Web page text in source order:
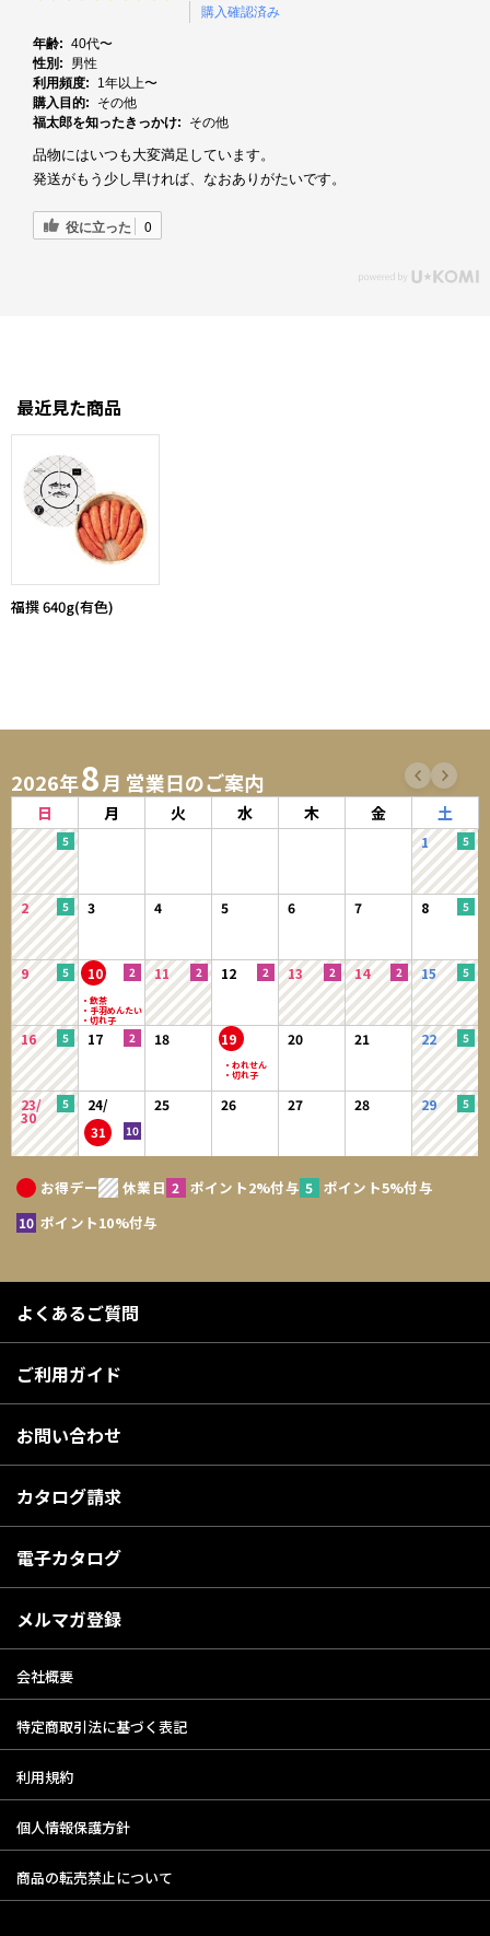
購入確認済み
年齢: 40代〜
性別:
男性
利用頻度:
1年以上〜
購入目的:
その他
福太郎を知ったきっかけ:
その他
品物にはいつも大変満足しています。
発送がもう少し早ければ、なおありがたいです。
役に立った 0
最近見た商品
福撰 640g(有色)
2026年8月 営業日のご案内
日 月 火 水 木 金 土
1
2 3 4 5 6 7 8
9 10 11 12 13 14 15
16 17 18 19 20 21 22
23/
30
24/
31
25 26 27 28 29
お得デー 休業日 ポイント2%付与
ポイント5%付与
ポイント10%付与
よくあるご質問
ご利用ガイド
お問い合わせ
カタログ請求
電子カタログ
メルマガ登録
会社概要
特定商取引法に基づく表記
利用規約
個人情報保護方針
商品の転売禁止について